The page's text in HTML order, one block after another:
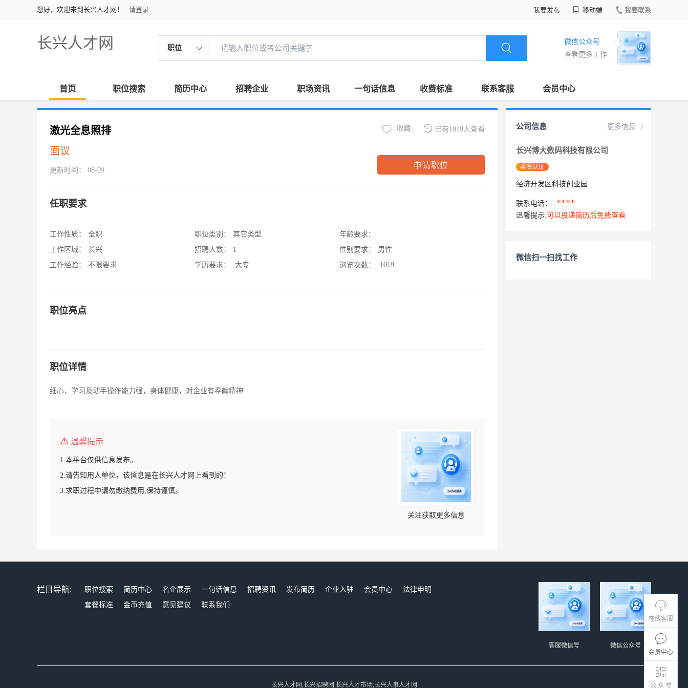
您好，欢迎来到长兴人才网！ 请登录 我要发布 移动端 我要联系
长兴人才网 职位
微信公众号
查看更多工作
首页 职位搜索 简历中心 招聘企业 职场资讯 一句话信息 收费标准 联系客服 会员中心
在线客服
会员中心
公 众 号
激光全息照排
面议
更新时间： 08-09
已有1019人查看
收藏
申请职位
任职要求
工作性质：
全职
工作区域：
长兴
工作经验：
不限要求
职位类别：
其它类型
招聘人数：
1
学历要求：
大专
年龄要求：
性别要求：
男性
浏览次数：
1019
职位亮点
职位详情
细心，学习及动手操作能力强，身体健康，对企业有奉献精神
温馨提示
1.本平台仅供信息发布。
2.请告知用人单位，该信息是在长兴人才网上看到的！
3.求职过程中请勿缴纳费用,保持谨慎。
关注获取更多信息
更多信息
公司信息
长兴博大数码科技有限公司
实名认证
经济开发区科技创业园
联系电话： ****
温馨提示: 可以投递简历后免费查看
微信扫一扫找工作
栏目导航: 职位搜索 简历中心 名企展示 一句话信息 招聘资讯 发布简历 企业入驻 会员中心
法律申明
套餐标准
金币充值 意见建议 联系我们
微信公众号
客服微信号
长兴人才网,长兴招聘网,长兴人才市场,长兴人事人才网